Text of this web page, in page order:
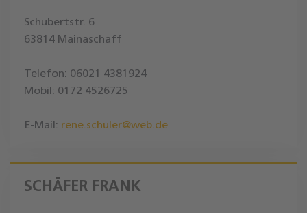
Schubertstr. 6
63814 Mainaschaff
Telefon: 06021 4381924
Mobil: 0172 4526725
E-Mail: rene.schuler@web.de
SCHÄFER FRANK